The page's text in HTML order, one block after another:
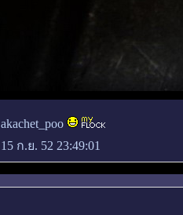
akachet_poo
15 ก.ย. 52 23:49:01